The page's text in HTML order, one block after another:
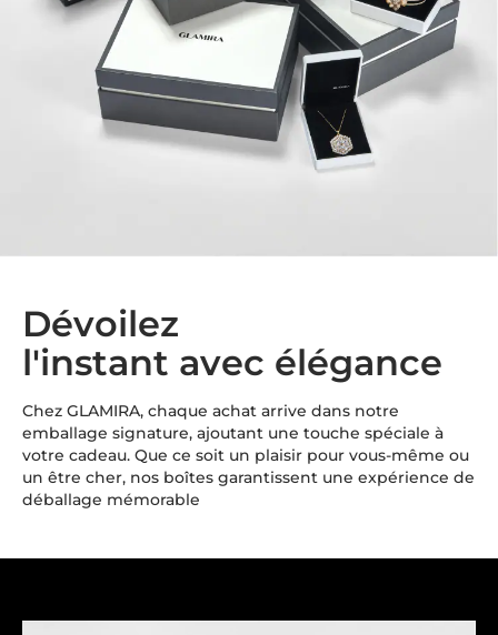
Dévoilez
l'instant avec élégance
Chez GLAMIRA, chaque achat arrive dans notre
emballage signature, ajoutant une touche spéciale à
votre cadeau. Que ce soit un plaisir pour vous-même ou
un être cher, nos boîtes garantissent une expérience de
déballage mémorable